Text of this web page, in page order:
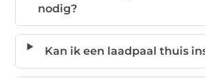
nodig?
Kan ik een laadpaal thuis